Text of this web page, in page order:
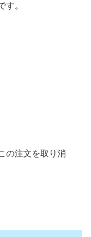
。
の注文を取り消